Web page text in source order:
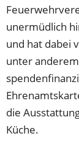
unermüdlich
und hat dabei
unter
die
Küche.